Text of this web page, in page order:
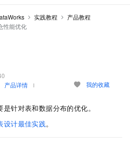
实践教程
产品教程
性能优化
产品详情 我的收藏
针对表和数据分布的优化。
设计最佳实践。